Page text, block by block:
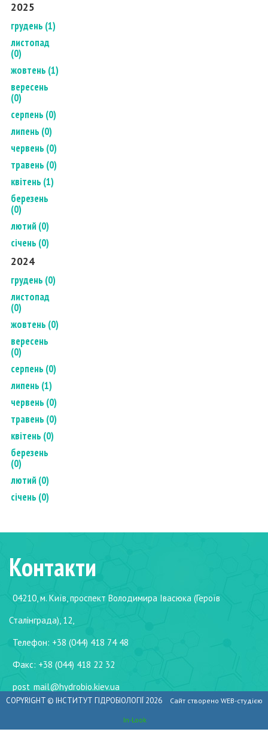
2025
грудень (1)
листопад
(0)
жовтень (1)
вересень
(0)
серпень (0)
липень (0)
червень (0)
травень (0)
квітень (1)
березень
(0)
лютий (0)
січень (0)
2024
грудень (0)
листопад
(0)
жовтень (0)
вересень
(0)
серпень (0)
липень (1)
червень (0)
травень (0)
квітень (0)
березень
(0)
лютий (0)
січень (0)
Контакти
04210, м. Київ, проспект Володимира Івасюка (Героїв
Сталінграда), 12,
Телефон: +38 (044) 418 74 48
Факс: +38 (044) 418 22 32
post_mail@hydrobio.kiev.ua
COPYRIGHT © ІНСТИТУТ ГІДРОБІОЛОГІЇ2026 Сайт створено WEB-студією
In-Look